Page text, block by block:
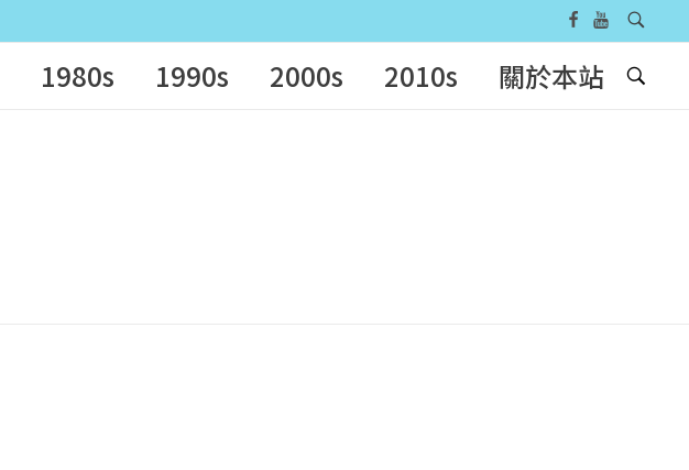
1980s 1990s 2000s 2010s 關於本站